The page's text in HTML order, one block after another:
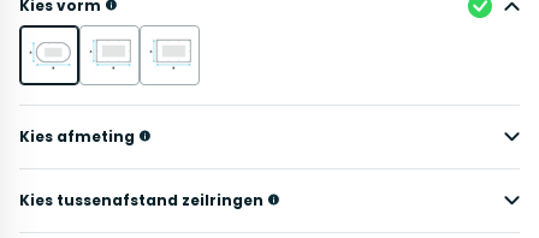
Kies vorm
Kies afmeting
Kies tussenafstand zeilringen